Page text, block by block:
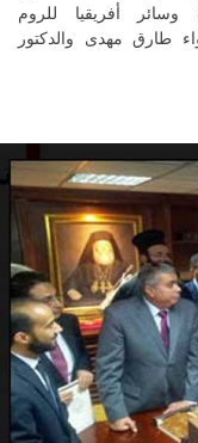
أفريقيا للروم
طارق مهدى والدكتور